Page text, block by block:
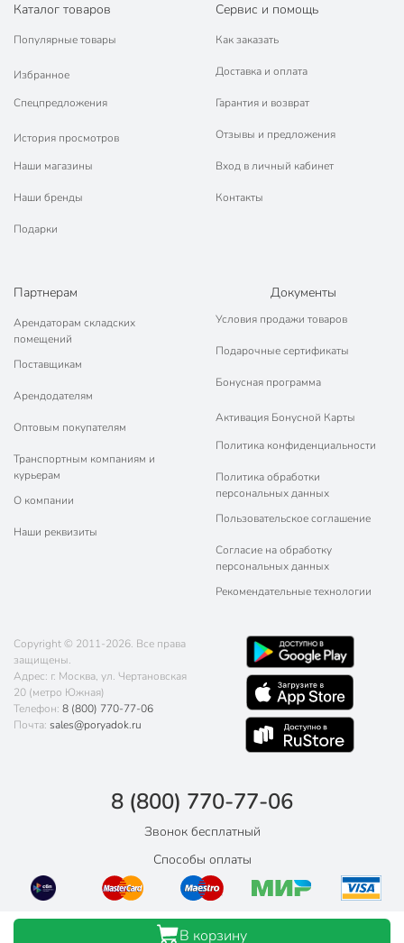
Каталог товаров
Популярные товары
Избранное
Спецпредложения
История просмотров
Наши магазины
Наши бренды
Подарки
Сервис и помощь
Как заказать
Доставка и оплата
Гарантия и возврат
Отзывы и предложения
Вход в личный кабинет
Контакты
Партнерам
Арендаторам складских
помещений
Поставщикам
Арендодателям
Оптовым покупателям
Транспортным компаниям и
курьерам
О компании
Наши реквизиты
Документы
Условия продажи товаров
Подарочные сертификаты
Бонусная программа
Активация Бонусной Карты
Политика конфиденциальности
Политика обработки
персональных данных
Пользовательское соглашение
Согласие на обработку
персональных данных
Рекомендательные технологии
Copyright © 2011-2026. Все права
защищены.
Адрес: г. Москва, ул. Чертановская
20 (метро Южная)
Телефон: 8 (800) 770-77-06
Почта: sales@poryadok.ru
8 (800) 770-77-06
Звонок бесплатный
Способы оплаты
В корзину